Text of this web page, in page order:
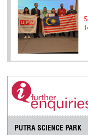
PUTRA SCIENCE PARK